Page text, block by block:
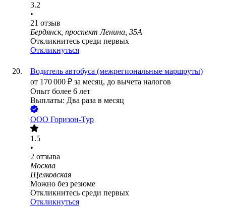
3.2
•
21 отзыв
Бердянск, проспект Ленина, 35А
Откликнитесь среди первых
Откликнуться
Водитель автобуса (межрегиональные маршруты)
от 170 000 ₽ за месяц, до вычета налогов
Опыт более 6 лет
Выплаты: Два раза в месяц
ООО Горизон-Тур
1.5
•
2 отзыва
Москва
Щелковская
Можно без резюме
Откликнитесь среди первых
Откликнуться